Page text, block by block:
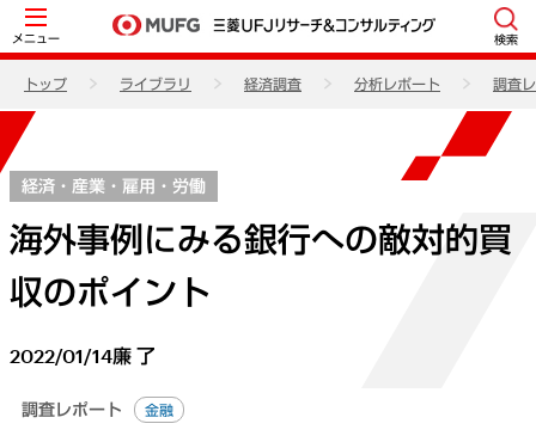
メニュー 検索
トップ ライブラリ 経済調査 分析レポート 調査
経済・産業・雇用・労働
海外事例にみる銀行への敵対的買
収のポイント
2022/01/14廉 了
調査レポート 金融